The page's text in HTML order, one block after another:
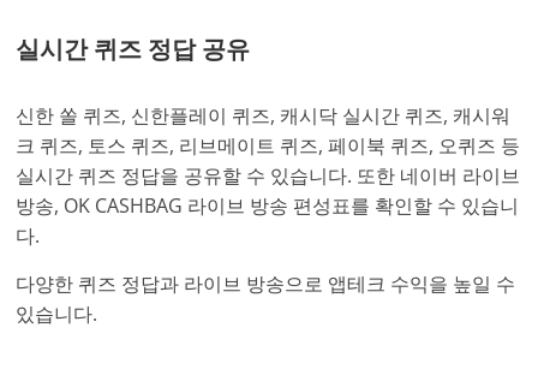
실시간 퀴즈 정답 공유
신한 쏠 퀴즈, 신한플레이 퀴즈, 캐시닥 실시간 퀴즈, 캐시워
크 퀴즈, 토스 퀴즈, 리브메이트 퀴즈, 페이북 퀴즈, 오퀴즈 등
실시간 퀴즈 정답을 공유할 수 있습니다. 또한 네이버 라이브
방송, OK CASHBAG 라이브 방송 편성표를 확인할 수 있습니
다.
다양한 퀴즈 정답과 라이브 방송으로 앱테크 수익을 높일 수
있습니다.